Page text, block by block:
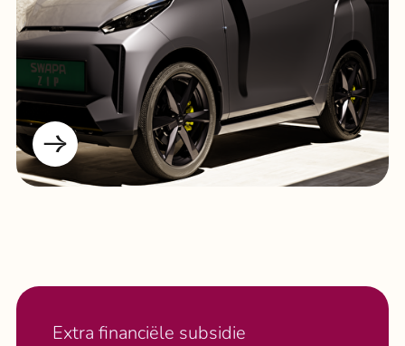
Extra financiële subsidie